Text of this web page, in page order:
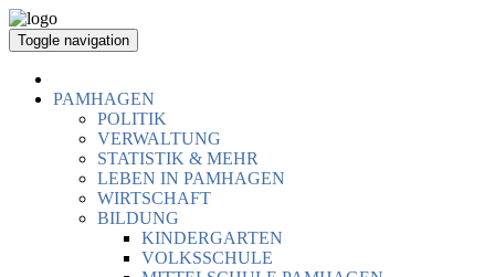
Toggle navigation
PAMHAGEN
POLITIK
VERWALTUNG
STATISTIK & MEHR
LEBEN IN PAMHAGEN
WIRTSCHAFT
BILDUNG
KINDERGARTEN
VOLKSSCHULE